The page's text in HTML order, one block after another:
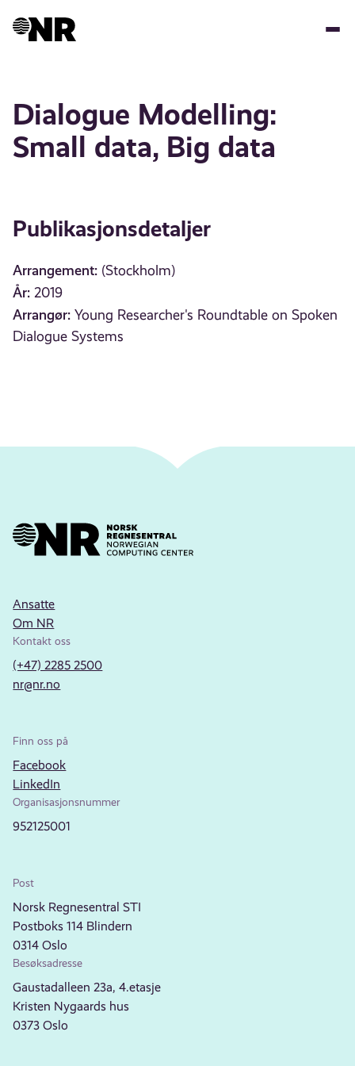
Dialogue Modelling:
Small data, Big data
Publikasjonsdetaljer
Arrangement: (Stockholm)
År: 2019
Arrangør: Young Researcher's Roundtable on Spoken
Dialogue Systems
Ansatte
Om NR
Kontakt oss
(+47) 2285 2500
nr@nr.no
Finn oss på
Facebook
LinkedIn
Organisasjonsnummer
952125001
Post
Norsk Regnesentral STI
Postboks 114 Blindern
0314 Oslo
Besøksadresse
Gaustadalleen 23a, 4.etasje
Kristen Nygaards hus
0373 Oslo